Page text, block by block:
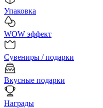
Упаковка
WOW эффект
Сувениры / подарки
Вкусные подарки
Награды